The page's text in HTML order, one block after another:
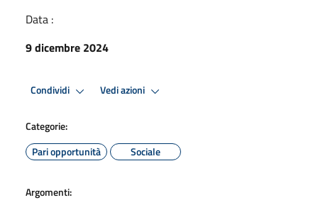
Data :
9 dicembre 2024
Condividi Vedi azioni
Categorie:
Pari opportunità
Sociale
Argomenti: